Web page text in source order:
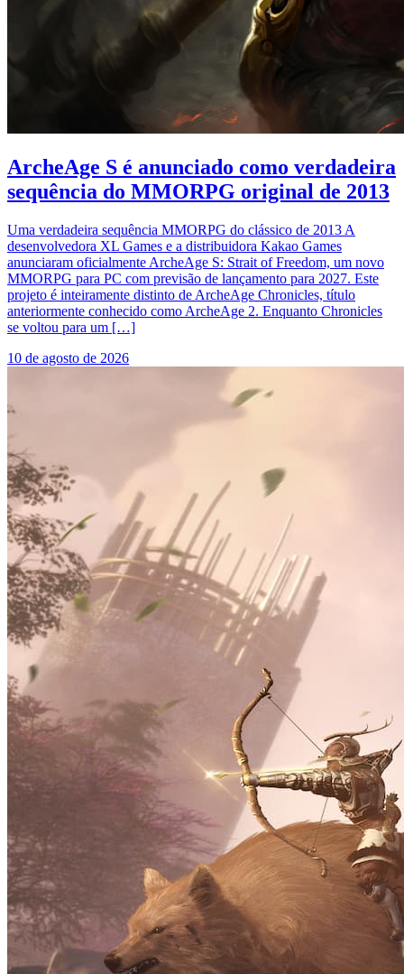
ArcheAge S é anunciado como verdadeira
sequência do MMORPG original de 2013
Uma verdadeira sequência MMORPG do clássico de 2013 A
desenvolvedora XL Games e a distribuidora Kakao Games
anunciaram oficialmente ArcheAge S: Strait of Freedom, um novo
MMORPG para PC com previsão de lançamento para 2027. Este
projeto é inteiramente distinto de ArcheAge Chronicles, título
anteriormente conhecido como ArcheAge 2. Enquanto Chronicles
se voltou para um […]
10 de agosto de 2026